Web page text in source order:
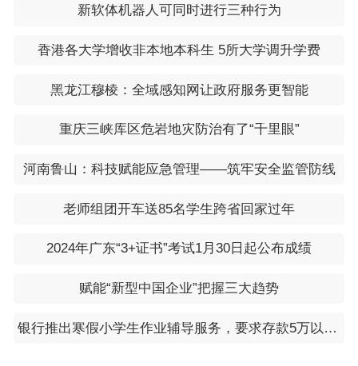
新软体机器人可同时进行三种行为
香港各大学增收非本地本科生 5所大学调升学费
黑龙江穆棱：全域感知网让政府服务更智能
重庆三峡库区危岩地灾防治有了“千里眼”
河南鲁山：科技赋能应急管理——筑牢安全监管防线
老师组团开车送85名学生跨省回家过年
2024年广东“3+证书”考试1月30日起公布成绩
赋能“新型中国企业”把握三大趋势
银行推出寒假小学生作业辅导服务，要求存款5万以上？回应：已暂停